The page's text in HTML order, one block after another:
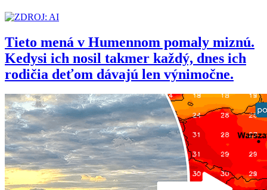
Tieto mená v Humennom pomaly miznú.
Kedysi ich nosil takmer každý, dnes ich
rodičia deťom dávajú len výnimočne.